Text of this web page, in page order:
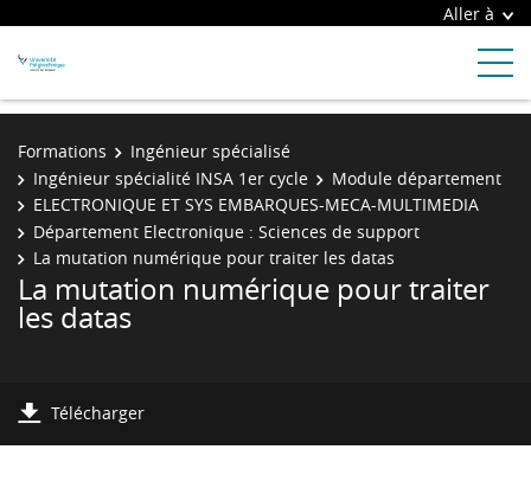
Aller à
Formations
Ingénieur spécialisé
Ingénieur spécialité INSA 1er cycle
Module département
ELECTRONIQUE ET SYS EMBARQUES-MECA-MULTIMEDIA
Département Electronique : Sciences de support
La mutation numérique pour traiter les datas
La mutation numérique pour traiter
les datas
Télécharger